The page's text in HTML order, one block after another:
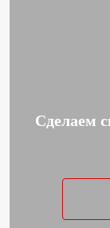
Сделаем